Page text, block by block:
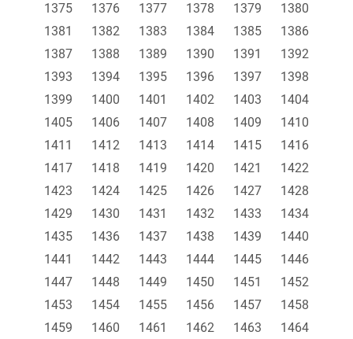
1375
1376 1377 1378 1379
1380
1381
1382 1383 1384 1385
1386
1387
1388 1389 1390 1391
1392
1393
1394 1395 1396 1397
1398
1399
1400 1401 1402 1403
1404
1405
1406 1407 1408 1409
1410
1411
1412 1413 1414 1415
1416
1417
1418 1419 1420 1421
1422
1423
1424 1425 1426 1427
1428
1429
1430 1431 1432 1433
1434
1435
1436 1437 1438 1439
1440
1441
1442 1443 1444 1445
1446
1447
1448 1449 1450 1451
1452
1453
1454 1455 1456 1457
1458
1459
1460 1461 1462 1463
1464